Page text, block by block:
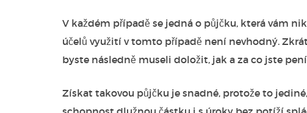
V každém případě se jedná o půjčku, která vám
účelů využití v tomto případě není nevhodný.
byste následně museli doložit, jak a za co jste
Získat takovou půjčku je snadné, protože to